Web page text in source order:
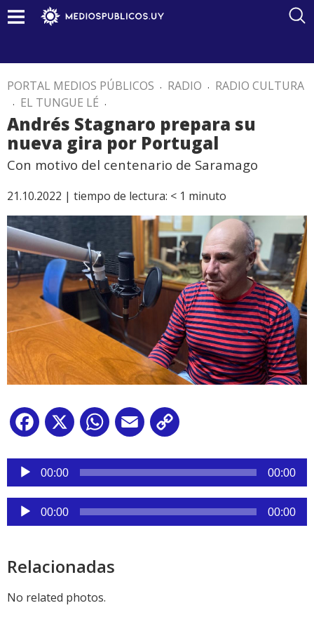
PORTAL MEDIOS PÚBLICOS . RADIO . RADIO CULTURA
. EL TUNGUE LÉ .
Andrés Stagnaro prepara su
nueva gira por Portugal
Con motivo del centenario de Saramago
21.10.2022 | tiempo de lectura: < 1 minuto
Facebook
X WhatsApp
Email
Reproductor
audio
00:00 00:00
Reproductor
de
00:00 00:00
Relacionadas
No related photos.